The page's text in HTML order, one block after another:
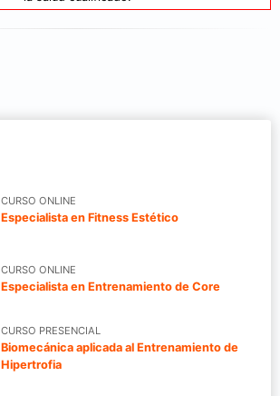
CURSO ONLINE
Especialista en Fitness Estético
CURSO ONLINE
Especialista en Entrenamiento de Core
CURSO PRESENCIAL
Biomecánica aplicada al Entrenamiento de
Hipertrofia